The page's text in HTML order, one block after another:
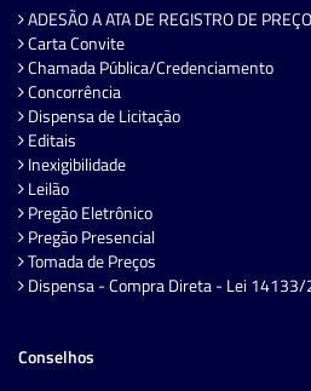
ADESÃO A ATA DE REGISTRO DE
Carta Convite
Chamada Pública/Credenciamento
Concorrência
Dispensa de Licitação
Editais
Inexigibilidade
Leilão
Pregão Eletrônico
Pregão Presencial
Tomada de Preços
Dispensa - Compra Direta - Lei
Conselhos